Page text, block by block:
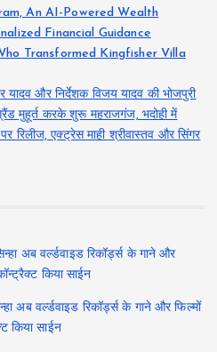
An AI-Powered Wealth
Financial Guidance
Transformed Kingfisher Villa
यादव और निर्देशक विजय यादव की भोजपुरी
मुहूर्त करके शुरू महराजगंज, भदोही में
पर रिलीज, एक्ट्रेस माही श्रीवास्तव और सिंगर
अब वर्ल्डवाइड रिकॉर्ड्स के गाने और
किया साईन
अब वर्ल्डवाइड रिकॉर्ड्स के गाने और फिल्मों
किया साईन